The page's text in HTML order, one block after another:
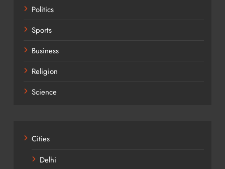
Politics
Sports
Business
Religion
Science
Cities
Delhi